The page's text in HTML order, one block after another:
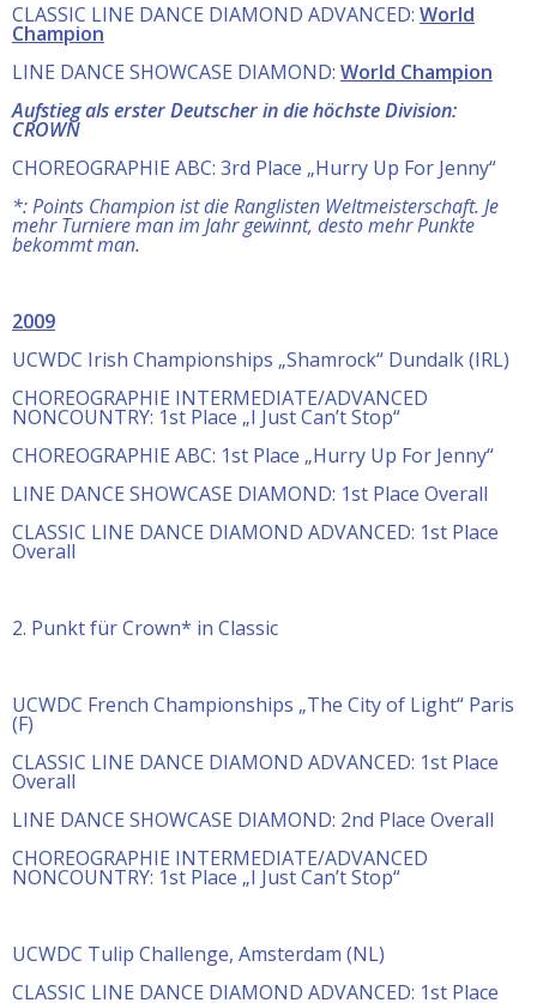
CLASSIC LINE DANCE DIAMOND ADVANCED: World
Champion
LINE DANCE SHOWCASE DIAMOND: World Champion
Aufstieg als erster Deutscher in die höchste Division:
CROWN
CHOREOGRAPHIE ABC: 3rd Place „Hurry Up For Jenny“
*: Points Champion ist die Ranglisten Weltmeisterschaft. Je
mehr Turniere man im Jahr gewinnt, desto mehr Punkte
bekommt man.
2009
UCWDC Irish Championships „Shamrock“ Dundalk (IRL)
CHOREOGRAPHIE INTERMEDIATE/ADVANCED
NONCOUNTRY: 1st Place „I Just Can’t Stop“
CHOREOGRAPHIE ABC: 1st Place „Hurry Up For Jenny“
LINE DANCE SHOWCASE DIAMOND: 1st Place Overall
CLASSIC LINE DANCE DIAMOND ADVANCED: 1st Place
Overall
2. Punkt für Crown* in Classic
UCWDC French Championships „The City of Light“ Paris
(F)
CLASSIC LINE DANCE DIAMOND ADVANCED: 1st Place
Overall
LINE DANCE SHOWCASE DIAMOND: 2nd Place Overall
CHOREOGRAPHIE INTERMEDIATE/ADVANCED
NONCOUNTRY: 1st Place „I Just Can’t Stop“
UCWDC Tulip Challenge, Amsterdam (NL)
CLASSIC LINE DANCE DIAMOND ADVANCED: 1st Place